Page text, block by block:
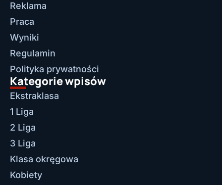
Reklama
Praca
Wyniki
Regulamin
Polityka prywatności
Kategorie wpisów
Ekstraklasa
1 Liga
2 Liga
3 Liga
Klasa okręgowa
Kobiety